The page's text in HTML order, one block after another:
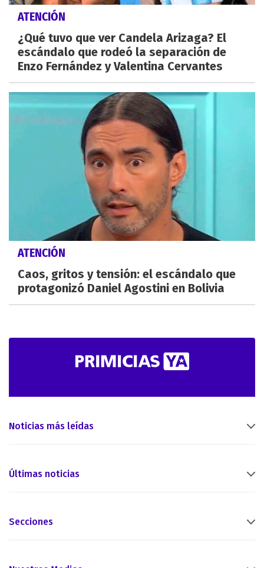
ATENCIÓN
¿Qué tuvo que ver Candela Arizaga? El
escándalo que rodeó la separación de
Enzo Fernández y Valentina Cervantes
ATENCIÓN
Caos, gritos y tensión: el escándalo que
protagonizó Daniel Agostini en Bolivia
Noticias más leídas
Últimas noticias
Secciones